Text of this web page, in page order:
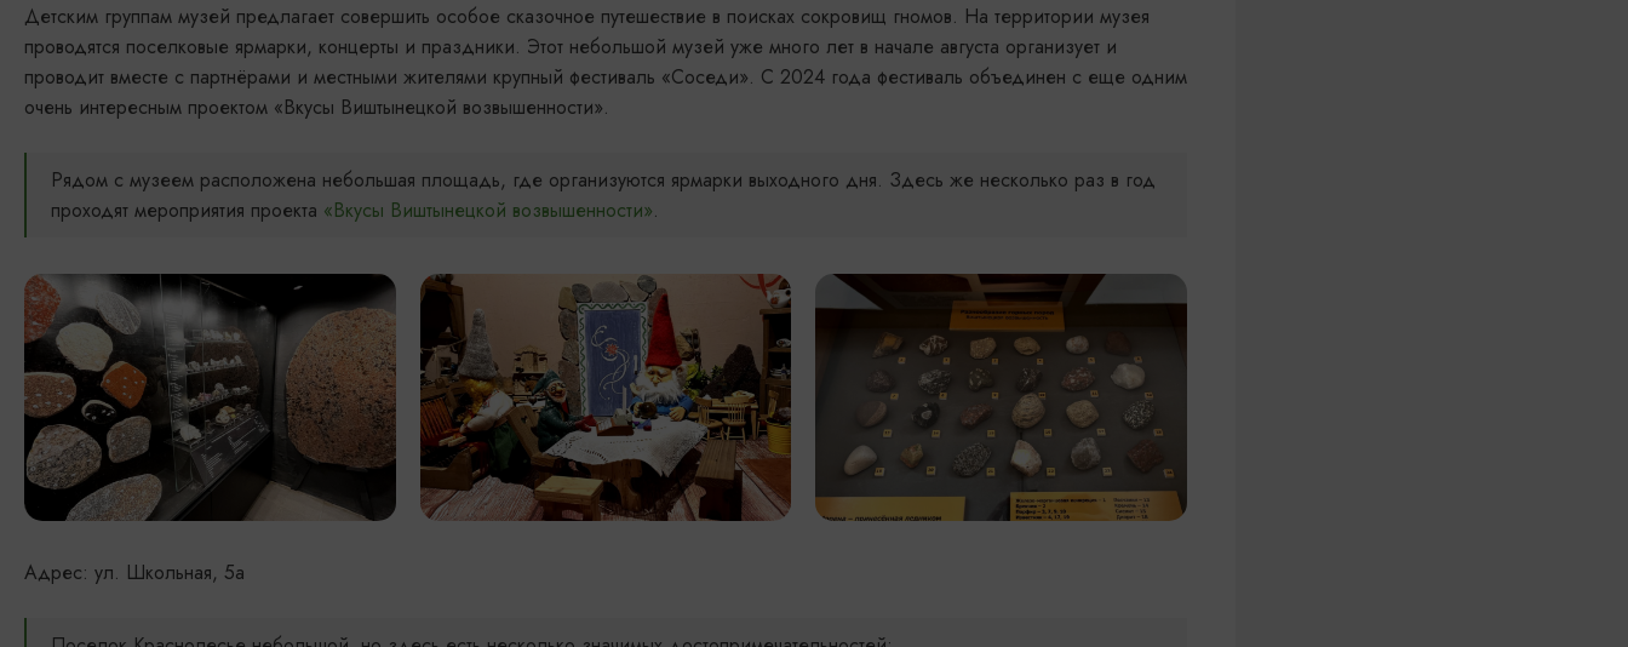
Детским группам музей предлагает совершить особое сказочное путешествие в поисках сокровищ гномов. На территории музея
проводятся поселковые ярмарки, концерты и праздники. Этот небольшой музей уже много лет в начале августа организует и
проводит вместе с партнёрами и местными жителями крупный фестиваль «Соседи». С 2024 года фестиваль объединен с еще одним
очень интересным проектом «Вкусы Виштынецкой возвышенности».
Рядом с музеем расположена небольшая площадь, где организуются ярмарки выходного дня. Здесь же несколько раз в год
проходят мероприятия проекта «Вкусы Виштынецкой возвышенности».
Адрес: ул. Школьная, 5а